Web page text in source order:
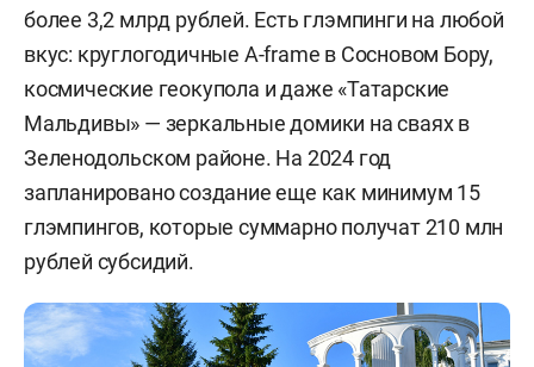
более 3,2 млрд рублей. Есть глэмпинги на любой
вкус: круглогодичные A-frame в Сосновом Бору,
космические геокупола и даже «Татарские
Мальдивы» — зеркальные домики на сваях в
Зеленодольском районе. На 2024 год
запланировано создание еще как минимум 15
глэмпингов, которые суммарно получат 210 млн
рублей субсидий.